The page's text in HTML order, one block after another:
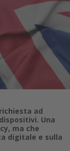
ad
Una
ma che
digitale e sulla